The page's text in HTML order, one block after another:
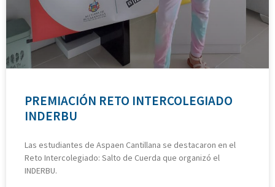
PREMIACIÓN RETO INTERCOLEGIADO
INDERBU
Las estudiantes de Aspaen Cantillana se destacaron en el
Reto Intercolegiado: Salto de Cuerda que organizó el
INDERBU.